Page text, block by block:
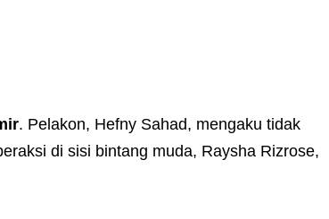
. Pelakon, Hefny Sahad, mengaku tidak
di sisi bintang muda, Raysha Rizrose,